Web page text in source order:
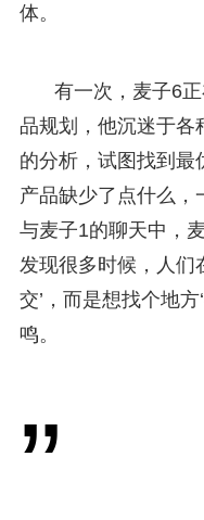
体。
有一次，麦子6
品规划，他沉迷于各
的分析，试图找到最
产品缺少了点什么，
与麦子1的聊天中，
发现很多时候，人们
交’，而是想找个地
鸣。
”